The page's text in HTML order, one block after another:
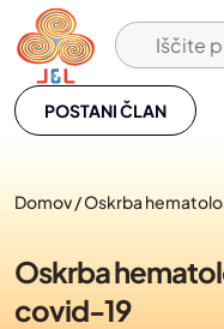
Skip
to
content
POSTANI ČLAN
Domov/Oskrba
Oskrba
covid-19